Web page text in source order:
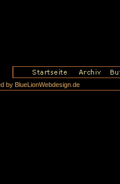
by BlueLionWebdesign.de